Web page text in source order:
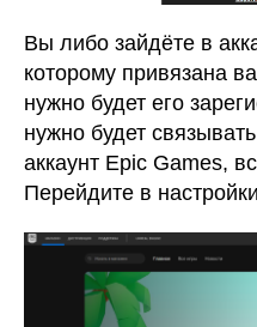
Вы либо зайдёте в
которому привязана
нужно будет его
нужно будет
аккаунт Epic Games,
Перейдите в